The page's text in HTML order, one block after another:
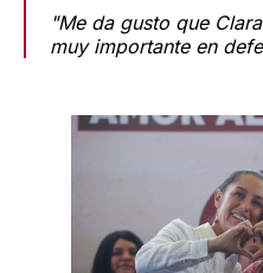
"Me da gusto que
muy importante en